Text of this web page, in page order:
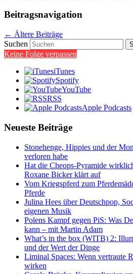
Beitragsnavigation
← Ältere Beiträge
Suchen
Keine Folge verpassen
iTunes
Spotify
YouTube
RSS
Apple Podcasts
Neueste Beiträge
Stonehenge, Hippies und der
verloren habe
Hat die Cheops-Pyramide
Roxane Bicker klärt auf
Vom Kriegspferd zum
Pferde
Julina Hees über Deutschpop,
eigenen Musik
Polens Kampf gegen PiS: Was
kann – mit Martin Adam
What’s in the box (WITB) 2:
und der Wert der Dinge
Liminal Spaces: Wenn vertraute
wirken